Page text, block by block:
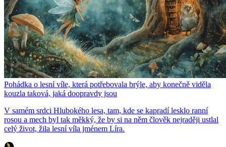
Pohádka o lesní víle, která potřebovala brýle, aby konečně viděla
kouzla taková, jaká doopravdy jsou
V samém srdci Hlubokého lesa, tam, kde se kapradí lesklo ranní
rosou a mech byl tak měkký, že by si na něm člověk nejraději ustlal
celý život, žila lesní víla jménem Líra.